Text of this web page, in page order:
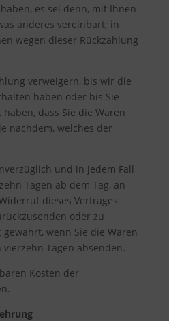
es sei denn, mit Ihnen
anderes vereinbart; in
wegen dieser Rückzahlung
verweigern, bis wir die
haben oder bis Sie
dass Sie die Waren
nachdem, welches der
und in jedem Fall
Tagen ab dem Tag, an
dieses Vertrages
oder zu
wenn Sie die Waren
Tagen absenden.
Kosten der